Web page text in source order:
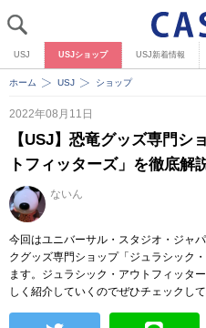
USJ USJショップ USJ新着情報
ホーム USJ ショップ
2022年08月11日
【USJ】恐竜グッズ専門シ
トフィッターズ」を徹底解
ないん
今回はユニバーサル・スタジオ・ジャ
クグッズ専門ショップ「ジュラシック
ます。ジュラシック・アウトフィッタ
しく紹介していくのでぜひチェックして